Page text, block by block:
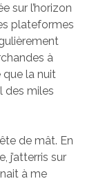
sur l’horizon
plateformes
à
que la nuit
des miles
de mât. En
j’atterris sur
à me